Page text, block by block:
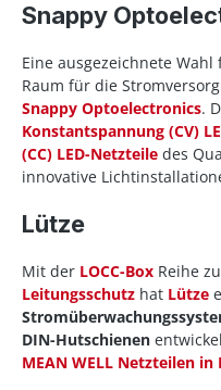
Snappy
Eine ausgezeichnete
Raum für die
Snappy Optoelectronics.
Konstantspannung (CV)
(CC) LED-Netzteile des
innovative
Lütze
Mit der LOCC-Box Reihe
Leitungsschutz hat Lütze
DIN-Hutschienen
MEAN WELL Netzteilen